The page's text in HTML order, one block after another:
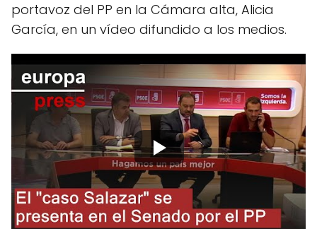
portavoz del PP en la Cámara alta, Alicia
García, en un vídeo difundido a los medios.